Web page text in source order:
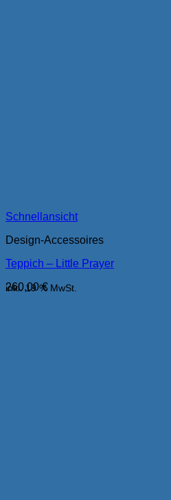
Schnellansicht
Design-Accessoires
Teppich – Little Prayer
260,00€
inkl. 19 % MwSt.